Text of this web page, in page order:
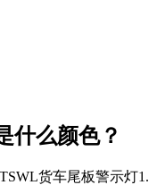
什么颜色？
货车尾板警示灯1.